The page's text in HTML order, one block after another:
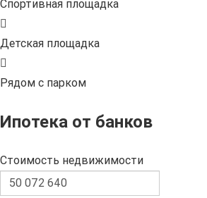
Спортивная площадка
Детская площадка
Рядом с парком
Ипотека от банков
Стоимость недвижимости